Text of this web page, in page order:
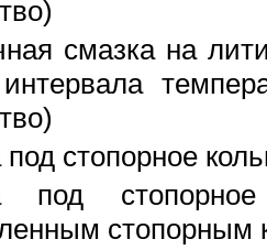
смазка на
под стопорное
под
стопорным